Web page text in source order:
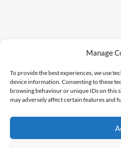
Manage
To provide the best experiences, we use
device information. Consenting to these
browsing behaviour or unique IDs on this
may adversely affect certain features and